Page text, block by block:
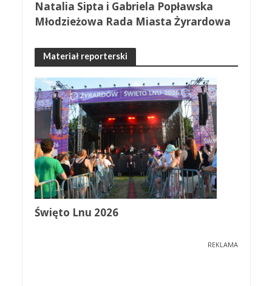
Natalia Sipta i Gabriela Popławska
Młodzieżowa Rada Miasta Żyrardowa
Materiał reporterski
Święto Lnu 2026
REKLAMA